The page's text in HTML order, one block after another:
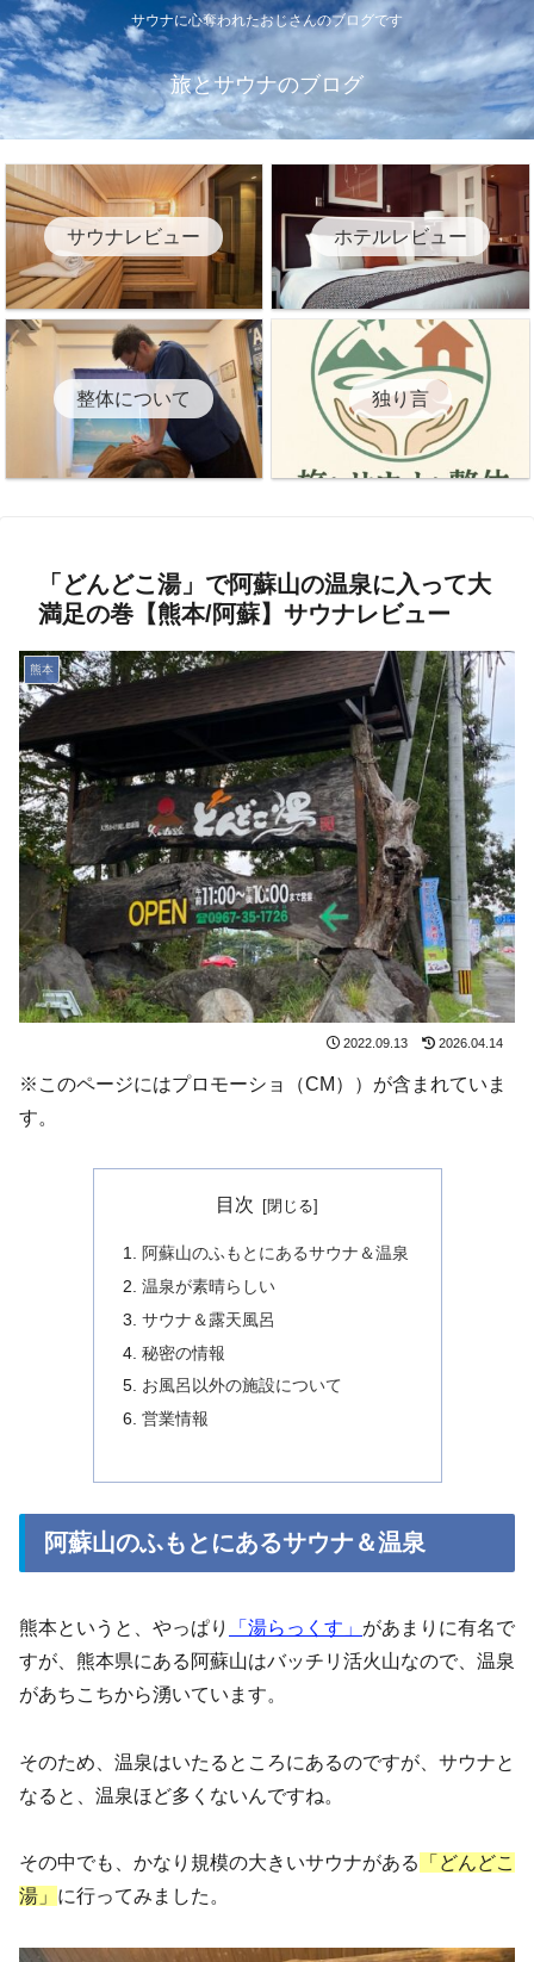
サウナに心奪われたおじさんのブログです
旅とサウナのブログ
サウナレビュー ホテルレビュー
整体について 独り言
「どんどこ湯」で阿蘇山の温泉に入って大
満足の巻【熊本/阿蘇】サウナレビュー
熊本
2022.09.13 2026.04.14
※このページにはプロモーショ（CM））が含まれていま
す。
目次
阿蘇山のふもとにあるサウナ＆温泉
温泉が素晴らしい
サウナ＆露天風呂
秘密の情報
お風呂以外の施設について
営業情報
阿蘇山のふもとにあるサウナ＆温泉
熊本というと、やっぱり 「湯らっくす」 があまりに有名で
すが、熊本県にある阿蘇山はバッチリ活火山なので、温泉
があちこちから湧いています。
そのため、温泉はいたるところにあるのですが、サウナと
なると、温泉ほど多くないんですね。
その中でも、かなり規模の大きいサウナがある
「どんどこ
湯」 に行ってみました。